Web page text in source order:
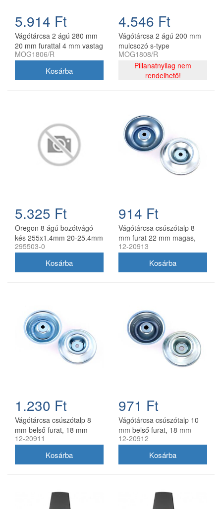
5.914 Ft
Vágótárcsa 2 ágú 280 mm
20 mm furattal 4 mm vastag
mulcsozó s-type
MOG1806/R
4.546 Ft
Vágótárcsa 2 ágú 200 mm
mulcsozó s-type
utángyártott MOG1808/R
MOG1808/R
Pillanatnyilag nem
rendelhető!
5.325 Ft
Oregon 8 ágú bozótvágó
kés 255x1.4mm 20-25.4mm
furattal
295503-0
914 Ft
Vágótárcsa csúszótalp 8
mm furat 22 mm magas,
univerzális utángyártott
12-20913
1.230 Ft
Vágótárcsa csúszótalp 8
mm belső furat, 18 mm
magas, utángyártott
12-20911
971 Ft
Vágótárcsa csúszótalp 10
mm belső furat, 18 mm
magas, univerzális
12-20912